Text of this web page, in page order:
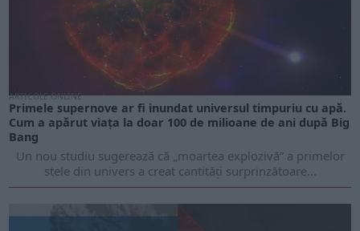
ARTICOLE ONLINE
Primele supernove ar fi inundat universul timpuriu cu apă.
Cum a apărut viața la doar 100 de milioane de ani după Big
Bang
Un nou studiu sugerează că „moartea explozivă” a primelor
stele din univers a creat cantități surprinzătoare...